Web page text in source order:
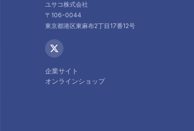
ユサコ株式会社
〒106-0044
東京都港区東麻布2丁目17番12号
企業サイト
オンラインショップ